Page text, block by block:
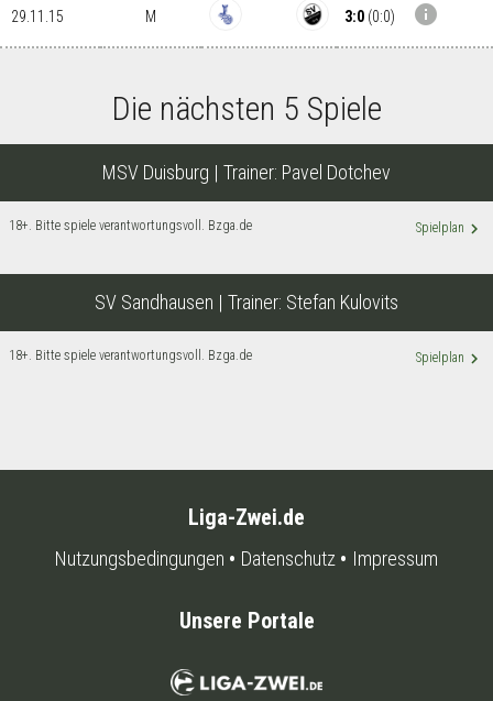
29.11.15 M 3:0 (0:0) info
Die nächsten 5 Spiele
MSV Duisburg | Trainer: Pavel Dotchev
18+. Bitte spiele verantwortungsvoll. Bzga.de Spielplan keyboard_arrow_right
SV Sandhausen | Trainer: Stefan Kulovits
18+. Bitte spiele verantwortungsvoll. Bzga.de Spielplan keyboard_arrow_right
Liga-Zwei.de
Nutzungsbedingungen Datenschutz Impressum
Unsere Portale